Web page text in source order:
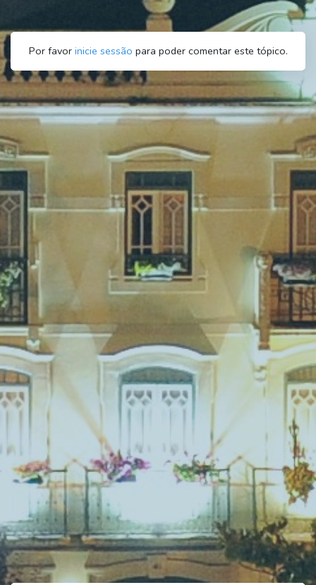
Por favor inicie sessão para poder comentar este tópico.